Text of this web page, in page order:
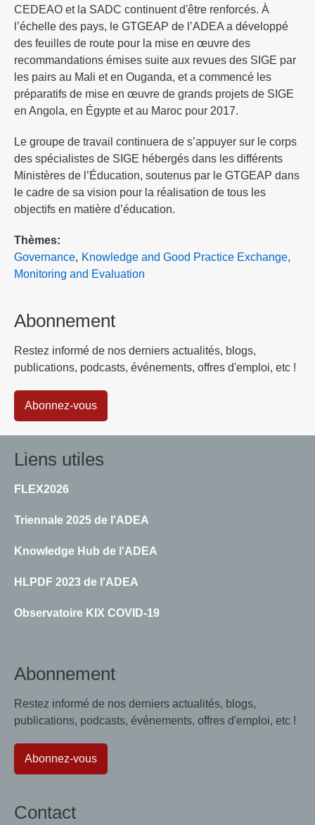
CEDEAO et la SADC continuent d'être renforcés. À
l’échelle des pays, le GTGEAP de l’ADEA a développé
des feuilles de route pour la mise en œuvre des
recommandations émises suite aux revues des SIGE par
les pairs au Mali et en Ouganda, et a commencé les
préparatifs de mise en œuvre de grands projets de SIGE
en Angola, en Égypte et au Maroc pour 2017.
Le groupe de travail continuera de s’appuyer sur le corps
des spécialistes de SIGE hébergés dans les différents
Ministères de l’Éducation, soutenus par le GTGEAP dans
le cadre de sa vision pour la réalisation de tous les
objectifs en matière d’éducation.
Thèmes
Governance
Knowledge and Good Practice Exchange
Monitoring and Evaluation
Abonnement
Restez informé de nos derniers actualités, blogs,
publications, podcasts, événements, offres d'emploi, etc !
Abonnez-vous
Liens utiles
FLEX2026
Triennale 2025 de l'ADEA
Knowledge Hub de l'ADEA
HLPDF 2023 de l'ADEA
Observatoire KIX COVID-19
Abonnement
Restez informé de nos derniers actualités, blogs,
publications, podcasts, événements, offres d'emploi, etc !
Abonnez-vous
Contact